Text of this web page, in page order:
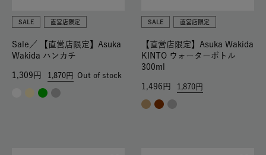
SALE 直営店限定
Sale／
【直営店限定】Asuka
Wakida ハンカチ
1,870
1,309 Out of stock
SALE 直営店限定
【直営店限定】Asuka Wakida
KINTO ウォーターボトル
300ml
1,870
1,496